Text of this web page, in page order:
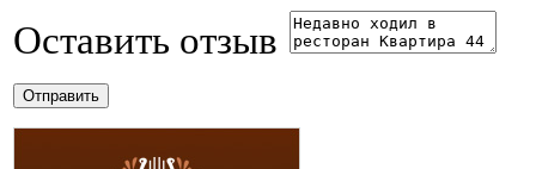
Оставить отзыв